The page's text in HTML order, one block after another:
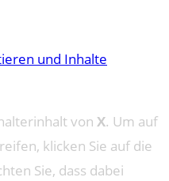
und Inhalte
von X. Um auf
klicken Sie auf die
Sie, dass dabei